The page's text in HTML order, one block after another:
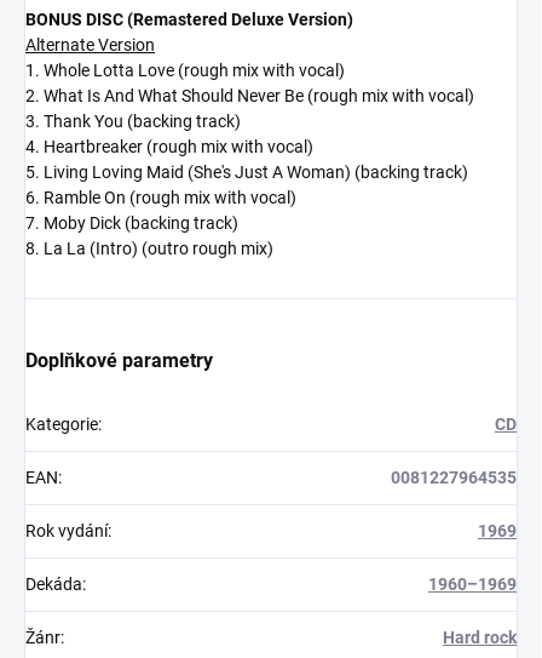
BONUS DISC (Remastered Deluxe Version)
Alternate Version
1. Whole Lotta Love (rough mix with vocal)
2. What Is And What Should Never Be (rough mix with vocal)
3. Thank You (backing track)
4. Heartbreaker (rough mix with vocal)
5. Living Loving Maid (She's Just A Woman) (backing track)
6. Ramble On (rough mix with vocal)
7. Moby Dick (backing track)
8. La La (Intro) (outro rough mix)
Doplňkové parametry
Kategorie: CD
EAN: 0081227964535
Rok vydání: 1969
Dekáda: 1960–1969
Žánr: Hard rock